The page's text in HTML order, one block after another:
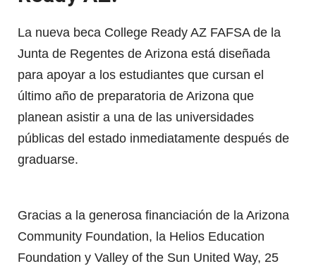
La nueva beca College Ready AZ FAFSA de la
Junta de Regentes de Arizona está diseñada
para apoyar a los estudiantes que cursan el
último año de preparatoria de Arizona que
planean asistir a una de las universidades
públicas del estado inmediatamente después de
graduarse.
Gracias a la generosa financiación de la Arizona
Community Foundation, la Helios Education
Foundation y Valley of the Sun United Way, 25